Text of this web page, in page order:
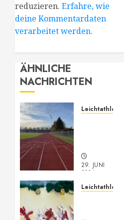
reduzieren. Erfahre, wie
deine Kommentardaten
verarbeitet werden.
ÄHNLICHE
NACHRICHTEN
Leichtathletik
29. JUNI
2024
Leichtathletik